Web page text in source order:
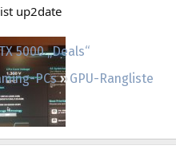
5000 „Deals“
PCs
GPU-Rangliste
up2date